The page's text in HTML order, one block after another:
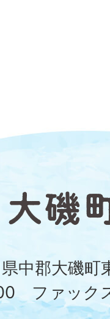
大
磯
町
中郡大磯
ファック